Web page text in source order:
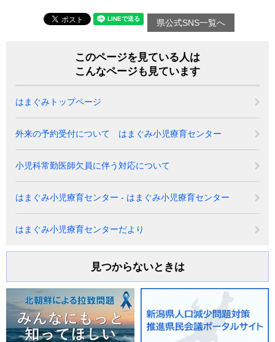
県公式SNS一覧へ
このページを見ている人は
こんなページも見ています
はまぐみトップページ
外来の予約受付について はまぐみ小児療育センター
小児科常勤医師欠員に伴う対応について
はまぐみ小児療育センター - はまぐみ小児療育センター
はまぐみ小児療育センターだより
見つからないときは